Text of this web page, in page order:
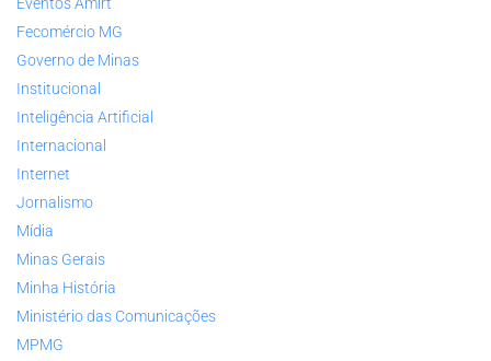
Fecomércio MG
Governo de Minas
Institucional
Inteligência Artificial
Internacional
Internet
Jornalismo
Mídia
Minas Gerais
Minha História
Ministério das Comunicações
MPMG